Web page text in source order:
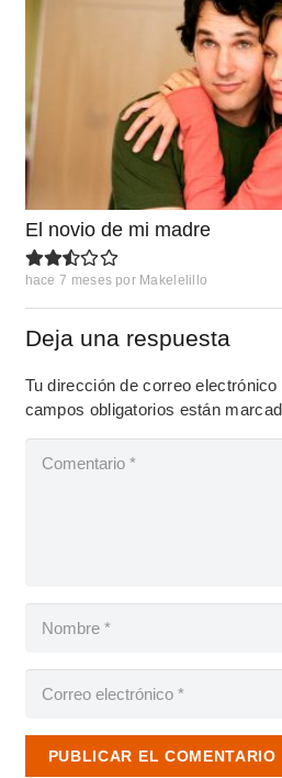
El novio de mi madre
hace 7 meses por Makelelillo
Deja una respuesta
Tu dirección de correo
campos obligatorios están
PUBLICAR EL COMENTARIO